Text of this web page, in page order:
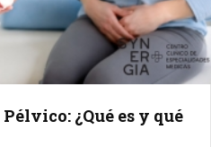
¿Qué es y qué